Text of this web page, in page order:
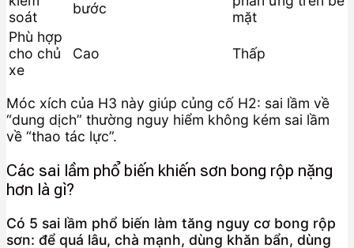
soát
bước
mặt
Phù hợp
cho chủ
xe
Cao Thấp
Móc xích của H3 này giúp củng cố H2: sai lầm về
“dung dịch” thường nguy hiểm không kém sai lầm
về “thao tác lực”.
Các sai lầm phổ biến khiến sơn bong rộp nặng
hơn là gì?
Có 5 sai lầm phổ biến làm tăng nguy cơ bong rộp
sơn: để quá lâu, chà mạnh, dùng khăn bẩn, dùng